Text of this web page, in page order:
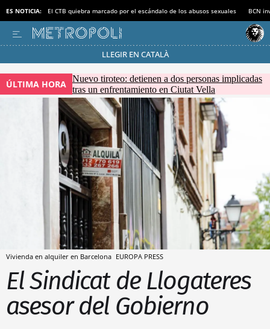
ES NOTICIA: El CTB quiebra marcado por el escándalo de los abusos sexuales BCN
LLEGIR EN CATALÀ
Pásate al MODO AHORRO
ÚLTIMA HORA Nuevo tiroteo: detienen a dos personas implicadas
tras un enfrentamiento en Ciutat Vella
Vivienda en alquiler en Barcelona EUROPA PRESS
El Sindicat de Llogateres
asesor del Gobierno